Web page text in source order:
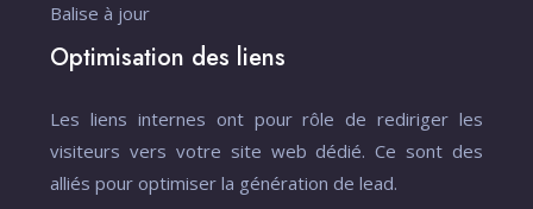
Balise à jour
Optimisation des liens
Les liens internes ont pour rôle de rediriger les
visiteurs vers votre site web dédié. Ce sont des
alliés pour optimiser la génération de lead.